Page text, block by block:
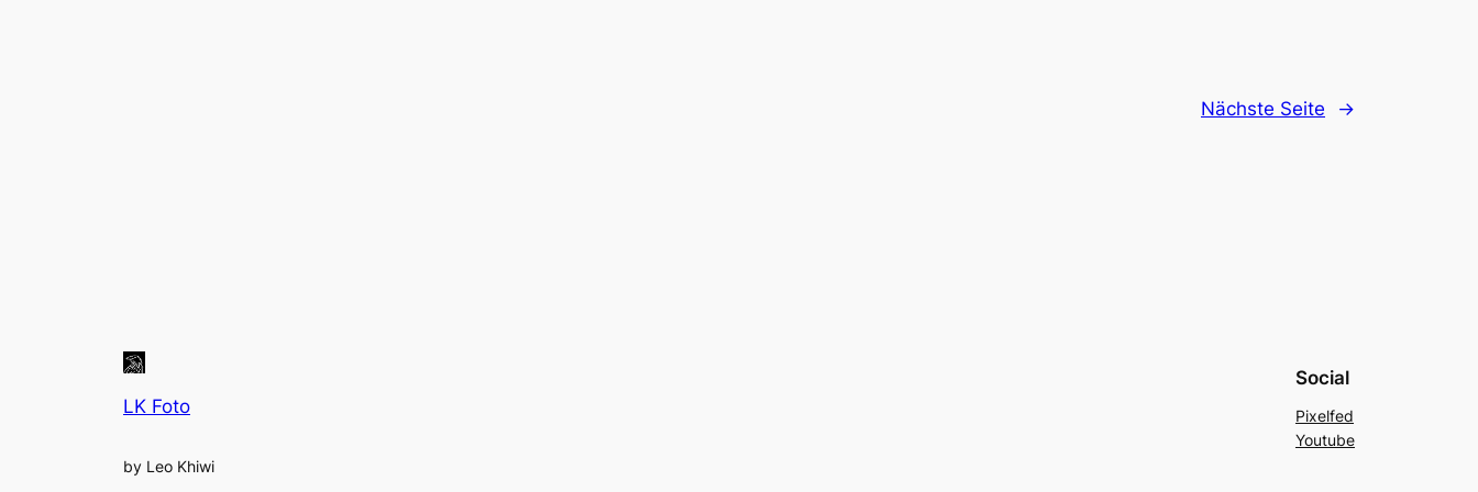
Nächste Seite →
LK Foto
by Leo Khiwi
Social
Pixelfed
Youtube